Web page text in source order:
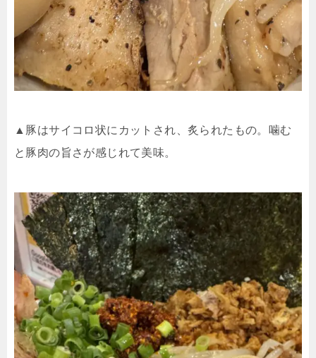
▲豚はサイコロ状にカットされ、炙られたもの。噛む
と豚肉の旨さが感じれて美味。